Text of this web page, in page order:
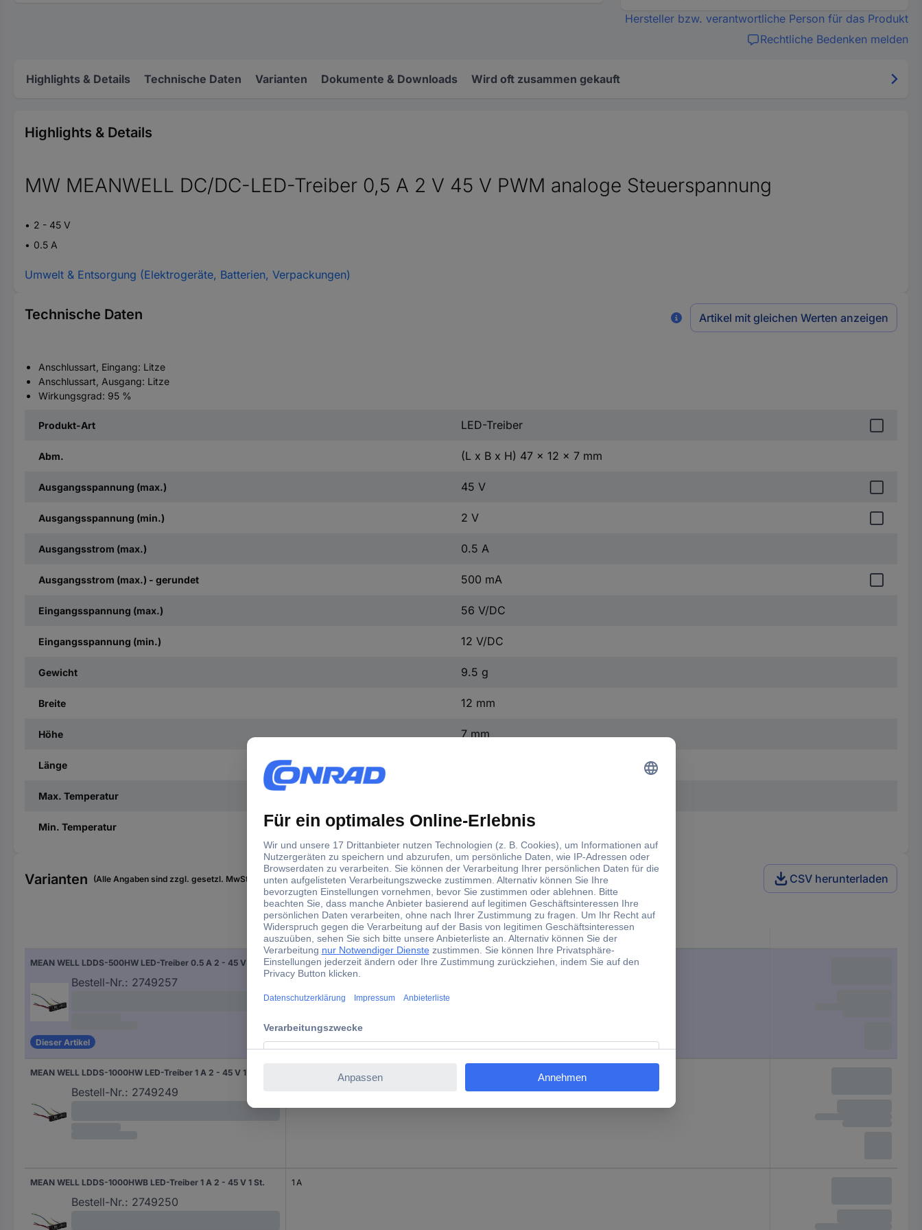
Hersteller bzw. verantwortliche Person für das Produkt
Rechtliche Bedenken melden
Highlights & Details Technische Daten Varianten Dokumente & Downloads Wird oft zusammen gekauft
Highlights & Details
MW MEANWELL DC/DC-LED-Treiber 0,5 A 2 V 45 V PWM analoge Steuerspannung
2 - 45 V
0.5 A
Umwelt & Entsorgung (Elektrogeräte, Batterien, Verpackungen)
Technische Daten Artikel mit gleichen Werten anzeigen
Anschlussart, Eingang: Litze
Anschlussart, Ausgang: Litze
Wirkungsgrad: 95 %
Produkt-Art LED-Treiber
Abm. (L x B x H) 47 x 12 x 7 mm
Ausgangsspannung (max.) 45 V
Ausgangsspannung (min.) 2 V
Ausgangsstrom (max.) 0.5 A
Ausgangsstrom (max.) - gerundet 500 mA
Eingangsspannung (max.) 56 V/DC
Eingangsspannung (min.) 12 V/DC
Gewicht 9.5 g
Breite 12 mm
Höhe 7 mm
Länge
Max. Temperatur
Min. Temperatur -40 °C
Varianten (Alle Angaben sind zzgl. gesetzl. MwSt., zzgl. Versand) CSV herunterladen
Ausgangsstrom (max.) - gerundet
MEAN WELL LDDS-500HW LED-Treiber 0.5 A 2 - 45 V 1 St.
Bestell-Nr.: 2749257
Dieser Artikel
500 mA
MEAN WELL LDDS-1000HW LED-Treiber 1 A 2 - 45 V 1 St.
Bestell-Nr.: 2749249
MEAN WELL LDDS-1000HWB LED-Treiber 1 A 2 - 45 V 1 St.
Bestell-Nr.: 2749250
1 A